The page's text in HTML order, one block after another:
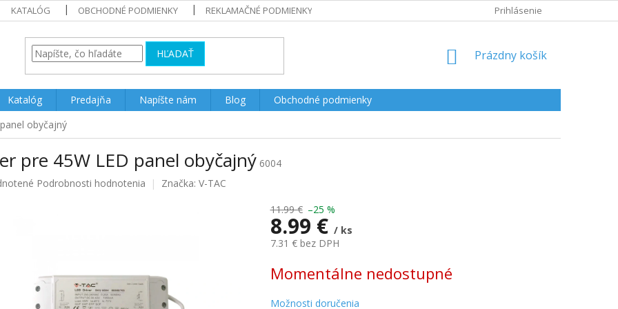
KATALÓG OBCHODNÉ PODMIENKY REKLAMAČNÉ PODMIENKY Prihlásenie
HĽADAŤ
NÁKUPNÝ
Prázdny košík
Katalóg Predajňa Napíšte nám Blog
Obchodné podmienky
obyčajný
pre 45W LED panel obyčajný 6004
Podrobnosti hodnotenia Značka: V-TAC
11.99 € –25 %
8.99 € / ks
7.31 € bez DPH
cena:
Momentálne nedostupné
Možnosti doručenia